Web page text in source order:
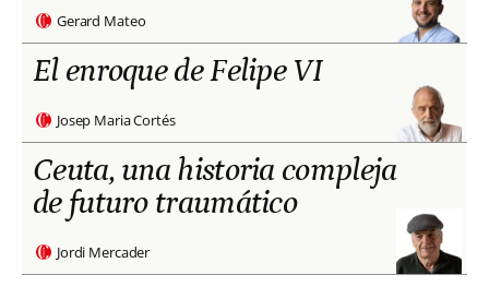
Gerard Mateo
El enroque de Felipe VI
Josep Maria Cortés
Ceuta, una historia compleja
de futuro traumático
Jordi Mercader